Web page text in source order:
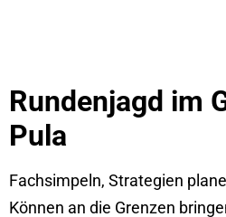
Rundenjagd im
Pula
Fachsimpeln, Strategien
Können an die Grenzen